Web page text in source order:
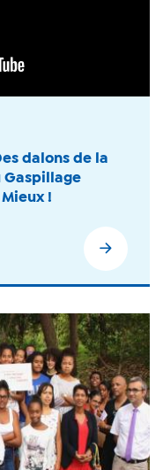
dalons de la
Gaspillage
!